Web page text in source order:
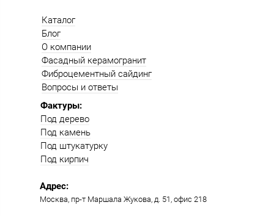
Фактуры:
Под дерево
Под камень
Под штукатурку
Под кирпич
Москва, пр-т Маршала Жукова, д. 51, офис 218​​
Каталог
Блог
О компании
Фасадный керамогранит
Фиброцементный сайдинг
Вопросы и ответы
Адрес: